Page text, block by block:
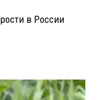
в России